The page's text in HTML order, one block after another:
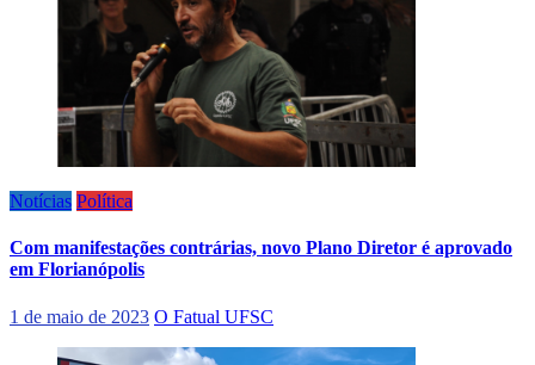
Notícias Política
Com manifestações contrárias, novo Plano Diretor é aprovado
em Florianópolis
1 de maio de 2023 O Fatual UFSC